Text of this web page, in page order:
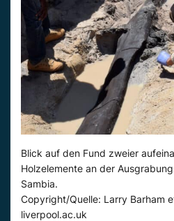
Blick auf den Fund zweier
Holzelemente an der
Sambia.
Copyright/Quelle: Larry Barham
liverpool.ac.uk